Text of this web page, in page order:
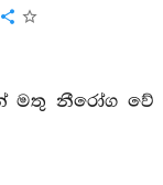
මතු නීරෝග වේ